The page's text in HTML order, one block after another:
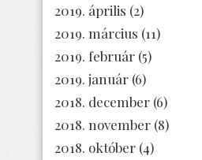
2019. április (2)
2019. március (11)
2019. február (5)
2019. január (6)
2018. december (6)
2018. november (8)
2018. október (4)